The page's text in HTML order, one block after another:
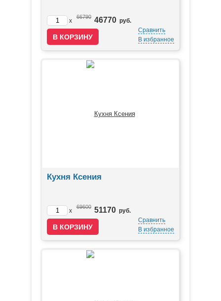
x
66790 46770 руб.
Сравнить
В избранное
Кухня Ксения
x
69600 51170 руб.
Сравнить
В избранное